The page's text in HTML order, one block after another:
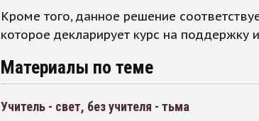
Кроме того, данное решение
которое декларирует курс на поддержку
Материалы по теме
Учитель - свет, без учителя - тьма